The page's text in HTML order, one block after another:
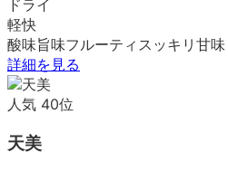
ドライ
軽快
酸味旨味フルーティ スッキリ 甘味
詳細を見る
人気 40位
天美